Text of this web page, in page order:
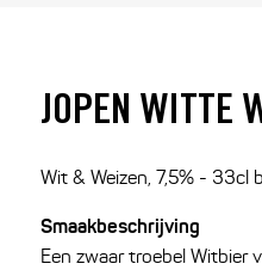
JOPEN WITTE
Wit & Weizen, 7,5% - 33cl
Smaakbeschrijving
Een zwaar troebel Witbier